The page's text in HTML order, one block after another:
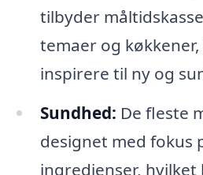
tilbyder
temaer og
inspirere til ny og
Sundhed: De fleste
designet med fokus
ingredienser,